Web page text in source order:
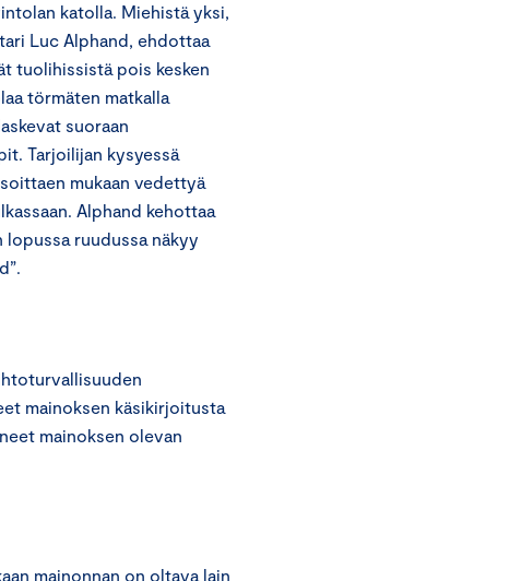
katolla. Miehistä yksi,
Luc Alphand, ehdottaa
tuolihissistä pois kesken
törmäten matkalla
suoraan
Tarjoilijan kysyessä
mukaan vedettyä
Alphand kehottaa
lopussa ruudussa näkyy
mainoksen käsikirjoitusta
mainoksen olevan
mainonnan on oltava lain